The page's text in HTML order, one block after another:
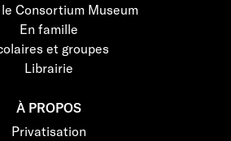
Consortium Museum
En famille
et groupes
Librairie
À PROPOS
Privatisation